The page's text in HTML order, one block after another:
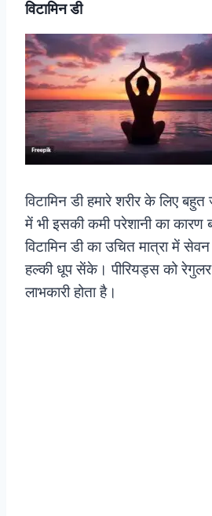
विटामिन डी
विटामिन डी हमारे शरीर के लिए
में भी इसकी कमी परेशानी का कारण
विटामिन डी का उचित मात्रा में
हल्की धूप सेंके। पीरियड्स को रेगुलर
लाभकारी होता है।